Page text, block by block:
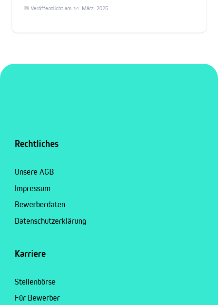
📅 Veröffentlicht am 14. März. 2025
Rechtliches
Unsere AGB
Impressum
Bewerberdaten
Datenschutzerklärung
Karriere
Stellenbörse
Für Bewerber